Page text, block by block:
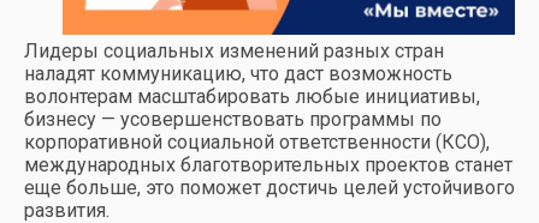
Лидеры социальных изменений разных стран
наладят коммуникацию, что даст возможность
волонтерам масштабировать любые инициативы,
бизнесу — усовершенствовать программы по
корпоративной социальной ответственности (КСО),
международных благотворительных проектов станет
еще больше, это поможет достичь целей устойчивого
развития.